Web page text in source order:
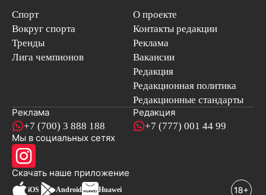
Спорт
Вокруг спорта
Тренды
Лига чемпионов
О проекте
Контакты редакции
Реклама
Вакансии
Редакция
Редакционная политика
Редакционные стандарты
Реклама
+7 (700) 3 888 188
Редакция
+7 (777) 001 44 99
Мы в социальных сетях
Скачать наше приложениеновостей
iOS Android Huawei